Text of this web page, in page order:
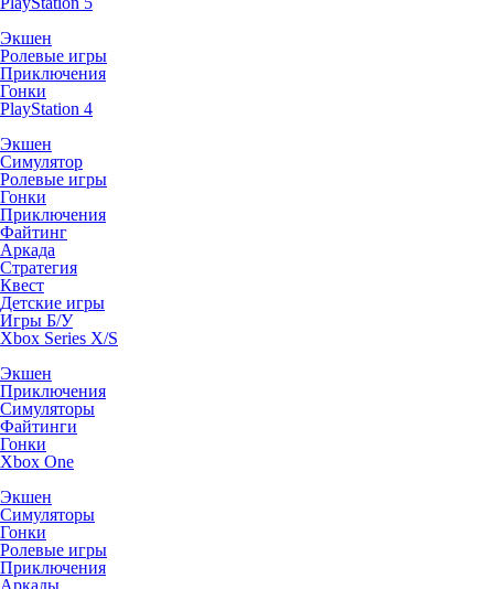
Экшен
Ролевые игры
Приключения
Гонки
PlayStation 4
Экшен
Симулятор
Ролевые игры
Гонки
Приключения
Файтинг
Аркада
Стратегия
Квест
Детские игры
Игры Б/У
Xbox Series X/S
Экшен
Приключения
Симуляторы
Файтинги
Гонки
Xbox One
Экшен
Симуляторы
Гонки
Ролевые игры
Приключения
Аркады